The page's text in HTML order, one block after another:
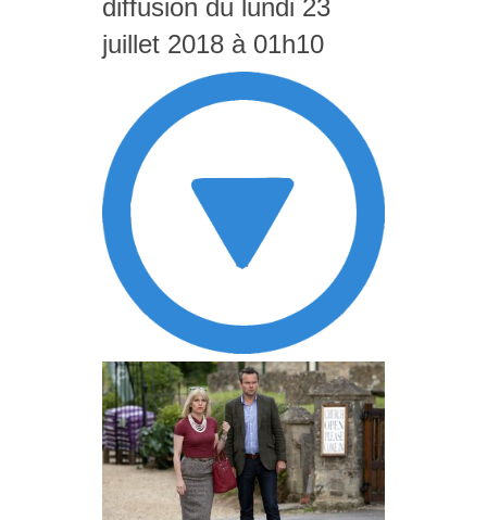
diffusion du lundi 23
juillet 2018 à 01h10